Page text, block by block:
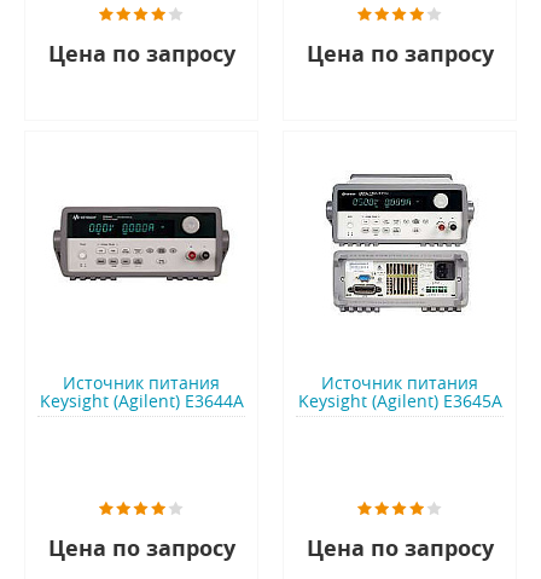
Цена по запросу Цена по запросу
Источник питания
Keysight (Agilent) E3644A
Цена по запросу
Источник питания
Keysight (Agilent) E3645A
Цена по запросу